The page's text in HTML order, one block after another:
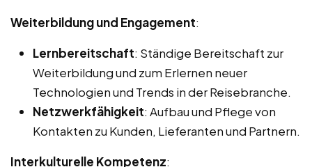
Weiterbildung und Engagement:
Lernbereitschaft: Ständige Bereitschaft zur
Weiterbildung und zum Erlernen neuer
Technologien und Trends in der Reisebranche.
Netzwerkfähigkeit: Aufbau und Pflege von
Kontakten zu Kunden, Lieferanten und Partnern.
Interkulturelle Kompetenz: